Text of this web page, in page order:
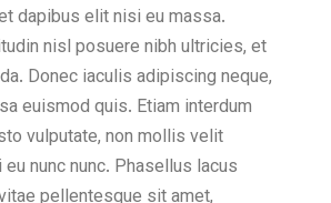
dapibus elit nisi eu massa.
nisl posuere nibh ultricies, et
Donec iaculis adipiscing neque,
euismod quis. Etiam interdum
vulputate, non mollis velit
nunc nunc. Phasellus lacus